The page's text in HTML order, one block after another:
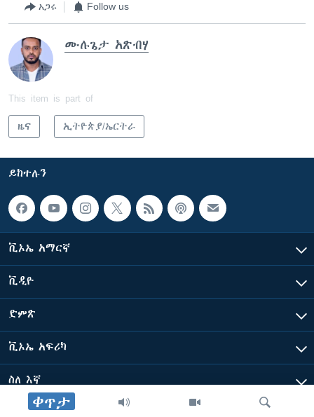
ቀጥታ
አጋሩ Follow us
ሙሉጌታ አጽብሃ
This item is part of
ዜና ኢትዮጵያ/ኤርትራ
ይከተሉን
ቪኦኤ አማርኛ
ቪዲዮ
ድምጽ
ቪኦኤ አፍሪካ
ስለ እኛ